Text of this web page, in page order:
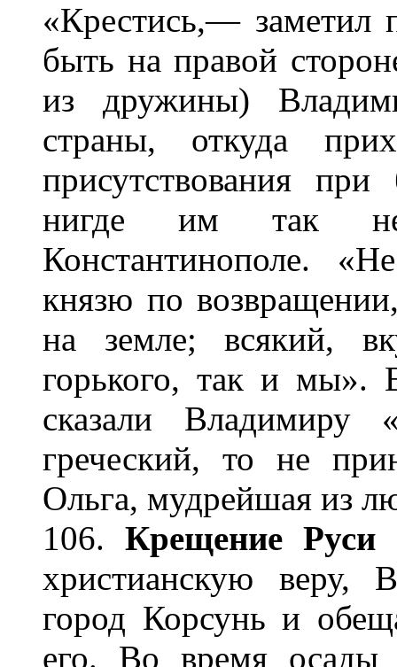
«Крестись,— заметил
быть на правой
из дружины)
страны, откуда
присутствования
нигде им так
Константинополе.
князю по
на земле; всякий,
горького, так и мы».
сказали
греческий, то не
Ольга, мудрейшая из
106. Крещение Руси
христианскую веру,
город Корсунь и
его. Во время осады